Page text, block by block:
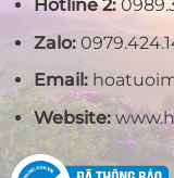
Hotline 2:
Zalo:
Email:
Website: